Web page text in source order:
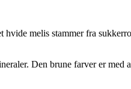
melis stammer fra
Den brune farver er med